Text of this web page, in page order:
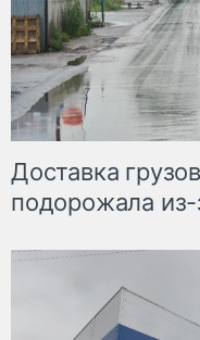
Доставка
подорожала